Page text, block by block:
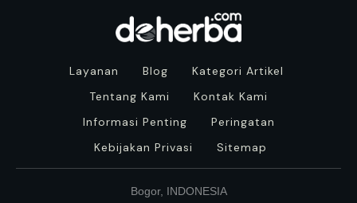
Layanan Blog
Kategori Artikel
Tentang Kami
Kontak Kami
Informasi Penting
Peringatan
Kebijakan Privasi
Sitemap
Bogor, INDONESIA